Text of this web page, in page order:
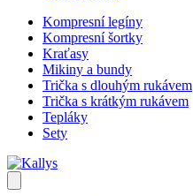
Kompresní legíny
Kompresní šortky
Kraťasy
Mikiny a bundy
Trička s dlouhým rukávem
Trička s krátkým rukávem
Tepláky
Sety